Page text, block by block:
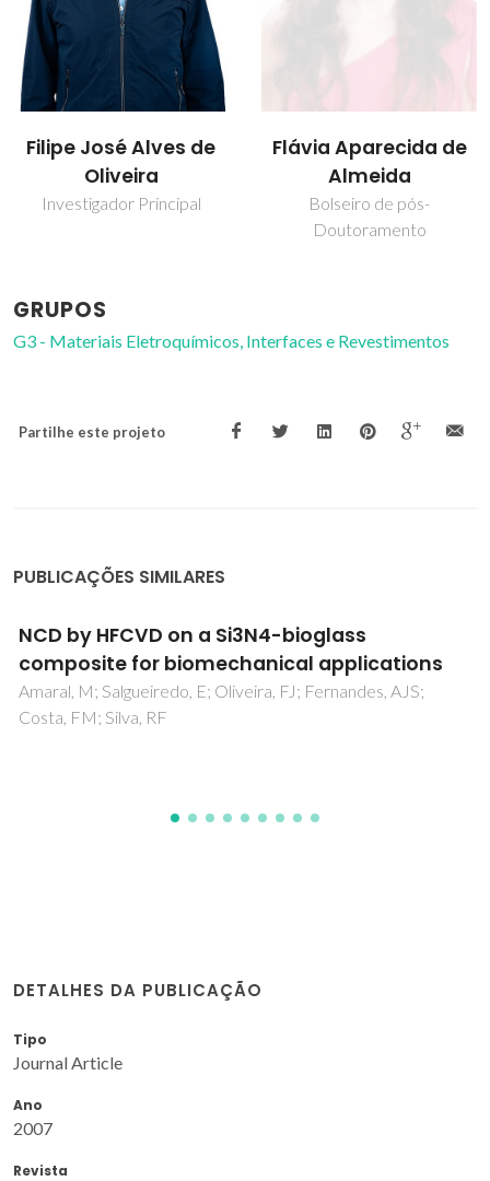
Flávia Aparecida de
Almeida
Bolseiro de pós-
Rui Ramos Ferreira e
Silva
Professor associado
GRUPOS
G3 - Materiais Eletroquímicos, Interfaces e Revestimentos
Partilhe este projeto
PUBLICAÇÕES SIMILARES
Fabrication of (Ca+Yb)- and (Ca+Sr)-
stabilized alpha-SiAlON by combustion
synthesis
Liu, GH; Chen, KX; Zhou, HP; Ren, KG; Pereira, C; Ferreira,
DETALHES DA PUBLICAÇÃO
Tipo
Journal Article
Ano
2007
Revista